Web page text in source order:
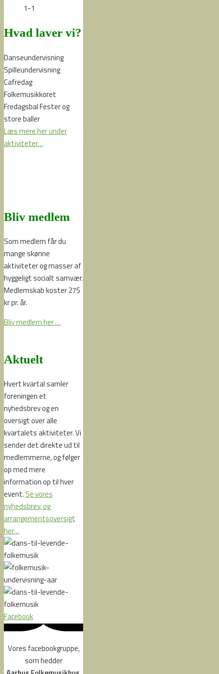
Hvad laver vi?
Danseundervisning
Spilleundervisning
Cafredag
Folkemusikkoret
Fredagsbal Fester og
store baller
Læs mere her under
aktiviteter…
Bliv medlem
Som medlem får du
mange skønne
aktiviteter og masser af
hyggeligt socialt samvær.
Medlemskab koster 275
kr pr. år.
Bliv medlem her …
Aktuelt
Hvert kvartal samler
foreningen et
nyhedsbrev og en
oversigt over alle
kvartalets aktiviteter. Vi
sender det direkte ud til
medlemmerne, og følger
op med mere
information op til hver
event. Se vores
nyhedsbrev, og
arrangementsoversigt
her…
Facebook
Vores facebookgruppe,
som hedder